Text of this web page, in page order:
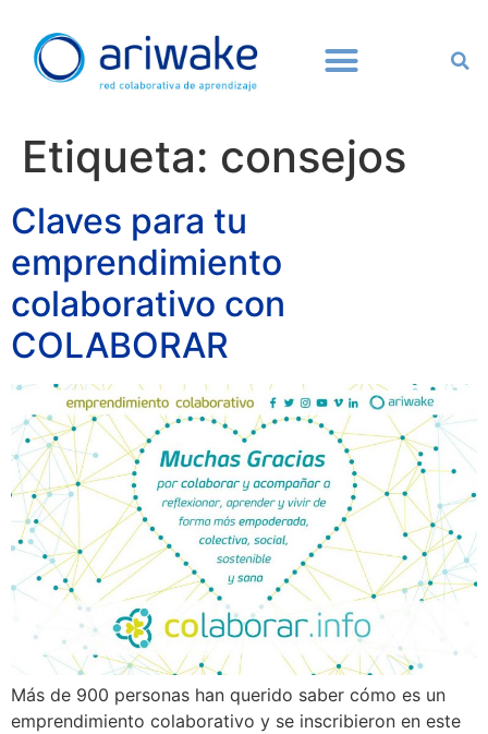
Etiqueta: consejos
Claves para tu
emprendimiento
colaborativo con
COLABORAR
Más de 900 personas han querido saber cómo es un
emprendimiento colaborativo y se inscribieron en este